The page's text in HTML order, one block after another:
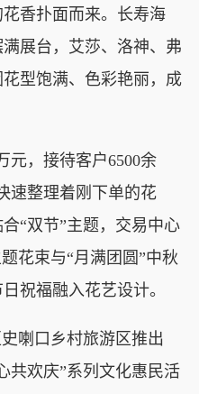
香扑面而来。长寿海
展台，艾莎、洛神、弗
型饱满、色彩艳丽，成
，接待客户6500余
速整理着刚下单的花
“双节”主题，交易中心
花束与“月满团圆”中秋
祝福融入花艺设计。
喇口乡村旅游区推出
共欢庆”系列文化惠民活